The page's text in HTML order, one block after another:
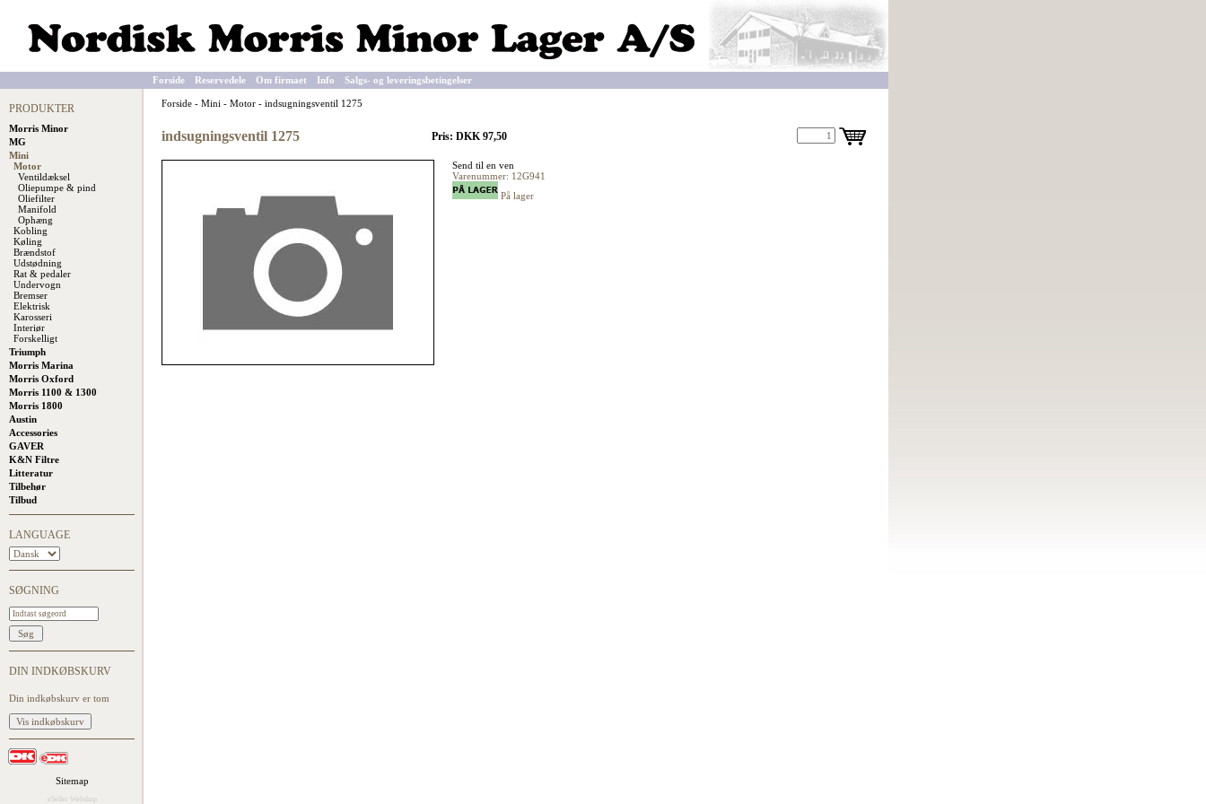
Forside Reservedele Om firmaet Info Salgs- og leveringsbetingelser
PRODUKTER
Morris Minor
MG
Mini
Motor
Ventildæksel
Oliepumpe & pind
Oliefilter
Manifold
Ophæng
Kobling
Køling
Brændstof
Udstødning
Rat & pedaler
Undervogn
Bremser
Elektrisk
Karosseri
Interiør
Forskelligt
Triumph
Morris Marina
Morris Oxford
Morris 1100 & 1300
Morris 1800
Austin
Accessories
GAVER
K&N Filtre
Litteratur
Tilbehør
Tilbud
LANGUAGE
SØGNING
DIN INDKØBSKURV
Din indkøbskurv er tom
Sitemap
eSeller Webshop
Forside - Mini - Motor - indsugningsventil 1275
indsugningsventil 1275 Pris: DKK 97,50
Send til en ven
Varenummer: 12G941
På lager